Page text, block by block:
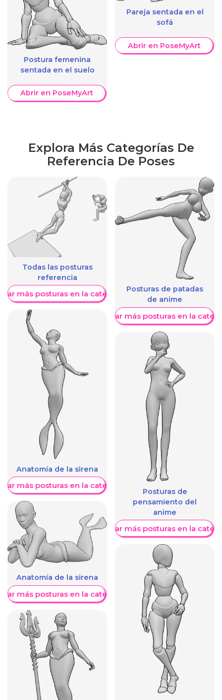
Postura femenina
sentada en el suelo
Abrir en PoseMyArt
Pareja sentada en el
sofá
Abrir en PoseMyArt
Explora Más Categorías De
Referencia De Poses
Todas las posturas
referencia
más posturas en la categoría
Anatomía de la sirena
más posturas en la categoría
Anatomía de la sirena
más posturas en la categoría
Posturas de patadas
de anime
Mostrar más posturas en la
Posturas de
pensamiento del
anime
Mostrar más posturas en la